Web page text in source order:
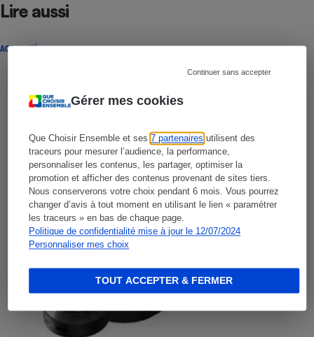
Gérer mes cookies
Que Choisir Ensemble et ses7 partenaires utilisent des
traceurs pour mesurer l’audience, la performance,
personnaliser les contenus, les partager, optimiser la
promotion et afficher des contenus provenant de sites tiers.
Nous conserverons votre choix pendant 6 mois. Vous pourrez
changer d’avis à tout moment en utilisant le lien « paramétrer
les traceurs » en bas de chaque page.
Politique de confidentialité mise à jour le 12/07/2024
Personnaliser mes choix
Continuer sans accepter
TOUT ACCEPTER & FERMER
Lire aussi
ACTUALITÉ